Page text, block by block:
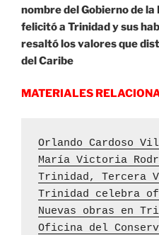
nombre del Gobierno de
felicitó a Trinidad y sus
resaltó los valores que
del Caribe
MATERIALES
Orlando Cardoso
María Victoria
Trinidad, Tercera
Trinidad celebra
Nuevas obras en
Oficina del